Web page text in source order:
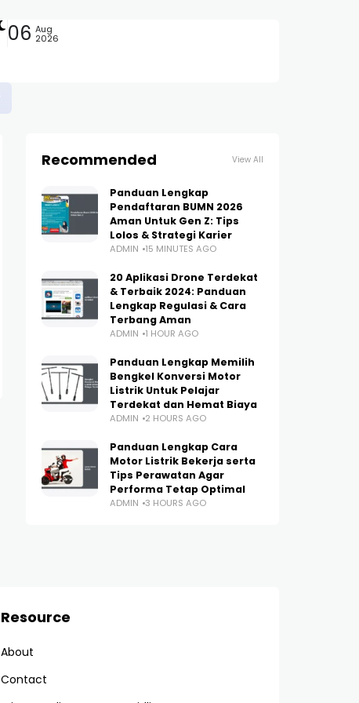
06 Aug
2026
Recommended View All
Panduan Lengkap
Pendaftaran BUMN 2026
Aman Untuk Gen Z: Tips
Lolos & Strategi Karier
ADMIN 15 MINUTES AGO
20 Aplikasi Drone Terdekat
& Terbaik 2024: Panduan
Lengkap Regulasi & Cara
Terbang Aman
ADMIN 1 HOUR AGO
Panduan Lengkap Memilih
Bengkel Konversi Motor
Listrik Untuk Pelajar
Terdekat dan Hemat Biaya
ADMIN 2 HOURS AGO
Panduan Lengkap Cara
Motor Listrik Bekerja serta
Tips Perawatan Agar
Performa Tetap Optimal
ADMIN 3 HOURS AGO
Resource
About
Contact